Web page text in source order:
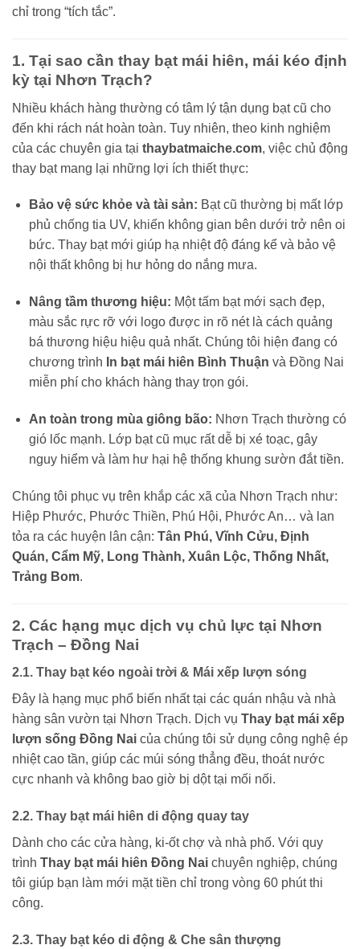
chỉ trong “tích tắc”.
1. Tại sao cần thay bạt mái hiên, mái kéo định
kỳ tại Nhơn Trạch?
Nhiều khách hàng thường có tâm lý tận dụng bạt cũ cho
đến khi rách nát hoàn toàn. Tuy nhiên, theo kinh nghiệm
của các chuyên gia tại thaybatmaiche.com, việc chủ động
thay bạt mang lại những lợi ích thiết thực:
Bảo vệ sức khỏe và tài sản: Bạt cũ thường bị mất lớp
phủ chống tia UV, khiến không gian bên dưới trở nên oi
bức. Thay bạt mới giúp hạ nhiệt độ đáng kể và bảo vệ
nội thất không bị hư hỏng do nắng mưa.
Nâng tầm thương hiệu: Một tấm bạt mới sạch đẹp,
màu sắc rực rỡ với logo được in rõ nét là cách quảng
bá thương hiệu hiệu quả nhất. Chúng tôi hiện đang có
chương trình In bạt mái hiên Bình Thuận và Đồng Nai
miễn phí cho khách hàng thay trọn gói.
An toàn trong mùa giông bão: Nhơn Trạch thường có
gió lốc mạnh. Lớp bạt cũ mục rất dễ bị xé toạc, gây
nguy hiểm và làm hư hại hệ thống khung sườn đắt tiền.
Chúng tôi phục vụ trên khắp các xã của Nhơn Trạch như:
Hiệp Phước, Phước Thiền, Phú Hội, Phước An… và lan
tỏa ra các huyện lân cận: Tân Phú, Vĩnh Cửu, Định
Quán, Cẩm Mỹ, Long Thành, Xuân Lộc, Thống Nhất,
Trảng Bom.
2. Các hạng mục dịch vụ chủ lực tại Nhơn
Trạch – Đồng Nai
2.1. Thay bạt kéo ngoài trời & Mái xếp lượn sóng
Đây là hạng mục phổ biến nhất tại các quán nhậu và nhà
hàng sân vườn tại Nhơn Trạch. Dịch vụ Thay bạt mái xếp
lượn sống Đồng Nai của chúng tôi sử dụng công nghệ ép
nhiệt cao tần, giúp các múi sóng thẳng đều, thoát nước
cực nhanh và không bao giờ bị dột tại mối nối.
2.2. Thay bạt mái hiên di động quay tay
Dành cho các cửa hàng, ki-ốt chợ và nhà phố. Với quy
trình Thay bạt mái hiên Đồng Nai chuyên nghiệp, chúng
tôi giúp bạn làm mới mặt tiền chỉ trong vòng 60 phút thi
công.
2.3. Thay bạt kéo di động & Che sân thượng